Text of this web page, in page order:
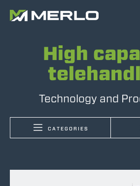
High
Technology and
CATEGORIES